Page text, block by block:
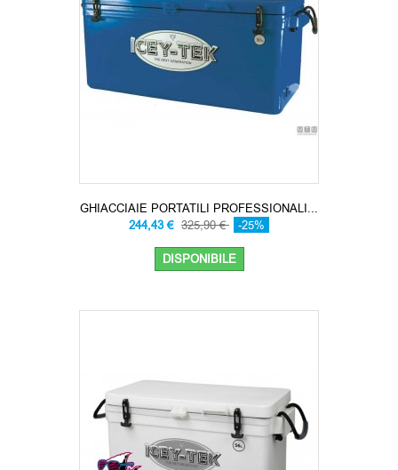
GHIACCIAIE PORTATILI PROFESSIONALI...
244,43 € 325,90 € -25%
DISPONIBILE